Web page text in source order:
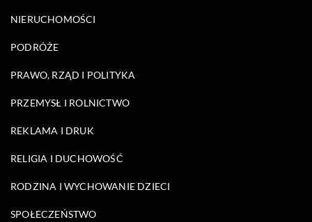
NIERUCHOMOŚCI
PODRÓŻE
PRAWO, RZĄD I POLITYKA
PRZEMYSŁ I ROLNICTWO
REKLAMA I DRUK
RELIGIA I DUCHOWOŚĆ
RODZINA I WYCHOWANIE DZIECI
SPOŁECZEŃSTWO